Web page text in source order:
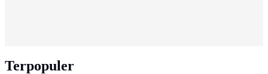
Terpopuler